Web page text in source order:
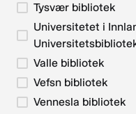
Tysvær bibliotek
Universitetet i
Valle bibliotek
Vefsn bibliotek
Vennesla bibliotek